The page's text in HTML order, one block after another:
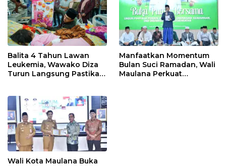
Balita 4 Tahun Lawan
Leukemia, Wawako Diza
Turun Langsung Pastikan
Manfaatkan Momentum
Bulan Suci Ramadan, Wali
Maulana Perkuat
Wali Kota Maulana Buka